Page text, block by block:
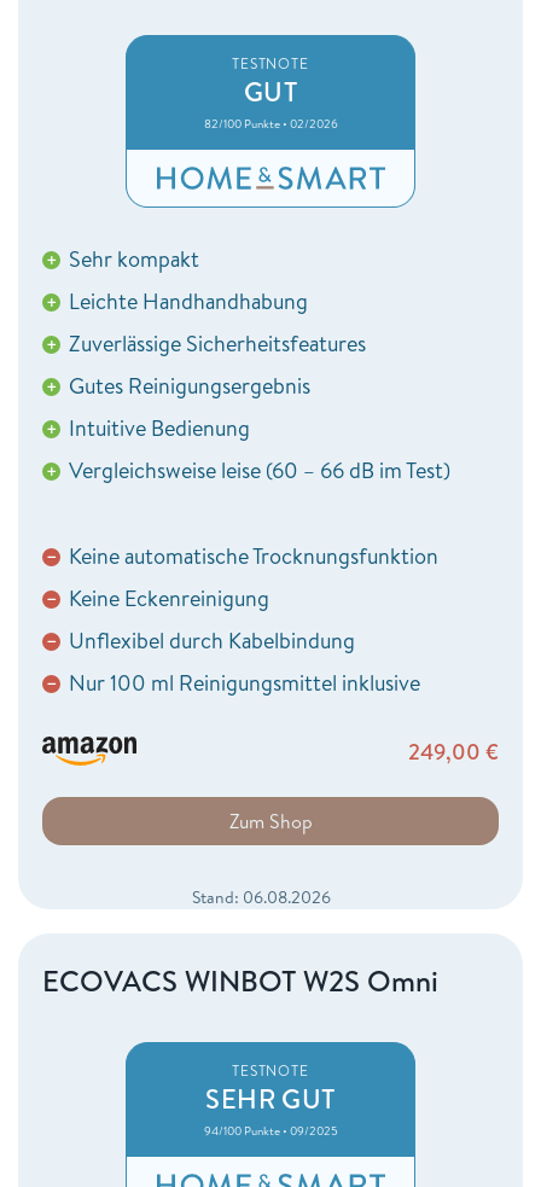
TESTNOTE
GUT
82/100 Punkte • 02/2026
+ Sehr kompakt
+ Leichte Handhandhabung
+ Zuverlässige Sicherheitsfeatures
+ Gutes Reinigungsergebnis
+ Intuitive Bedienung
+ Vergleichsweise leise (60 – 66 dB im Test)
− Keine automatische Trocknungsfunktion
− Keine Eckenreinigung
− Unflexibel durch Kabelbindung
− Nur 100 ml Reinigungsmittel inklusive
249,00 €
Zum Shop
Stand: 06.08.2026
ECOVACS WINBOT W2S Omni
TESTNOTE
SEHR GUT
94/100 Punkte • 09/2025